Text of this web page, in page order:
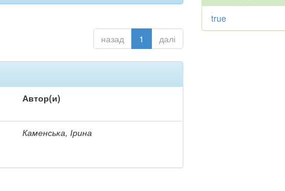
назад 1 далі
Автор(и)
Каменська, Ірина
true